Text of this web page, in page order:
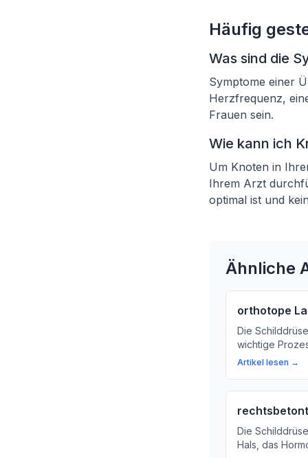
Häufig
Was sind die
Symptome einer
Herzfrequenz,
Frauen sein.
Wie kann ich
Um Knoten in
Ihrem Arzt
optimal ist und
Ähnliche
orthotope
Die
wichtige
was die
Artikel lesen →
rechtsbetont
Die
Hals, das